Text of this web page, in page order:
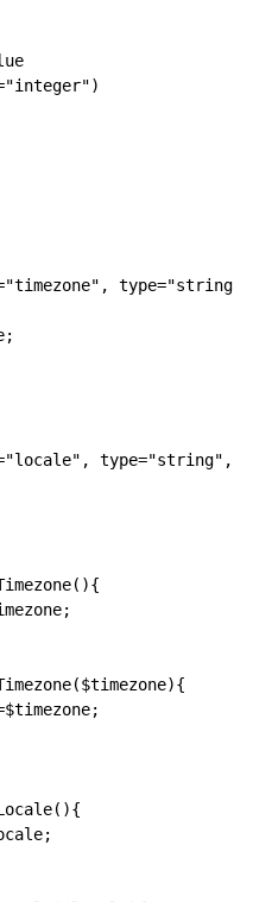
type="string",
type="string",